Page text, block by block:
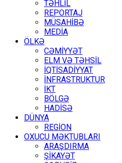
TƏHLİL
REPORTAJ
MÜSAHİBƏ
MEDİA
ÖLKƏ
CƏMİYYƏT
ELM VƏ TƏHSİL
İQTİSADİYYAT
İNFRASTRUKTUR
İKT
BÖLGƏ
HADİSƏ
DÜNYA
REGİON
OXUCU MƏKTUBLARI
ARAŞDIRMA
ŞİKAYƏT